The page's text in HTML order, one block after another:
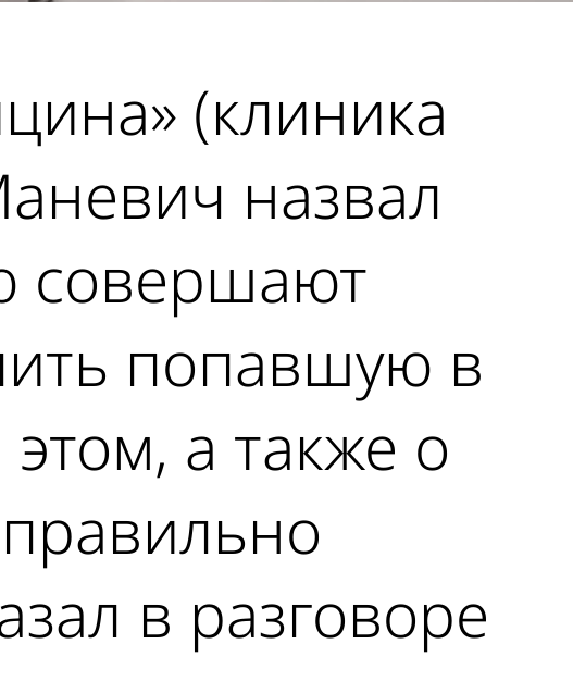
(клиника
назвал
совершают
попавшую в
а также о
в разговоре